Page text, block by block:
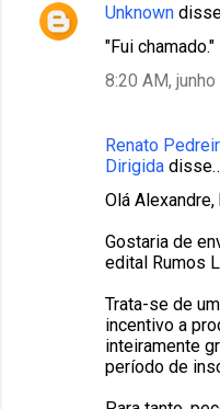
Unknown
"Fui chamado."
8:20 AM,
Renato
Dirigida
Olá Alexandre,
Gostaria de
edital Rumos
Trata-se de
incentivo a
inteiramente
período de